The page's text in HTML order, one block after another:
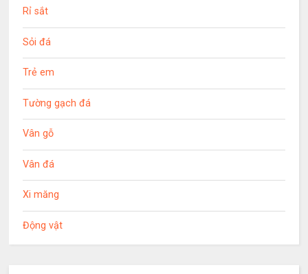
Rỉ sắt
Sỏi đá
Trẻ em
Tường gạch đá
Vân gỗ
Vân đá
Xi măng
Động vật